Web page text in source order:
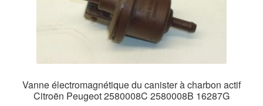
Vanne électromagnétique du canister à charbon actif
Citroën Peugeot 2580008C 2580008B 16287G